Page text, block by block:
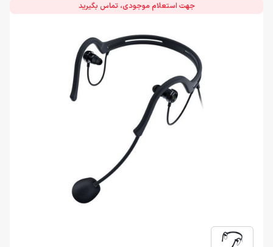
جهت استعلام موجودی، تماس بگیرید